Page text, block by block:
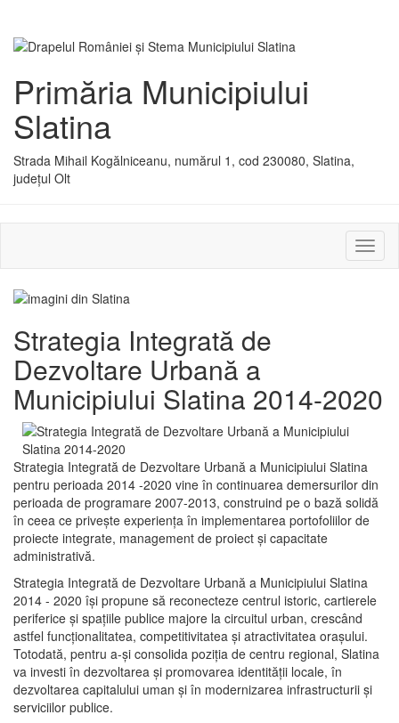
Primăria Municipiului
Slatina
Strada Mihail Kogălniceanu, numărul 1, cod 230080, Slatina,
județul Olt
sau
Strategia Integrată de
Dezvoltare Urbană a
Municipiului Slatina 2014-2020
Strategia Integrată de Dezvoltare Urbană a Municipiului Slatina
pentru perioada 2014 -2020 vine în continuarea demersurilor din
perioada de programare 2007-2013, construind pe o bază solidă
în ceea ce priveşte experienţa în implementarea portofoliilor de
proiecte integrate, management de proiect și capacitate
administrativă.
Strategia Integrată de Dezvoltare Urbană a Municipiului Slatina
2014 - 2020 își propune să reconecteze centrul istoric, cartierele
periferice şi spaţiile publice majore la circuitul urban, crescând
astfel funcţionalitatea, competitivitatea şi atractivitatea oraşului.
Totodată, pentru a-şi consolida poziţia de centru regional, Slatina
va investi în dezvoltarea şi promovarea identităţii locale, în
dezvoltarea capitalului uman şi în modernizarea infrastructurii şi
serviciilor publice.